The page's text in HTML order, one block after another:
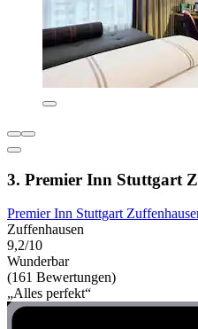
3. Premier Inn Stuttgart
Premier Inn Stuttgart
Zuffenhausen
9,2/10
Wunderbar
(161 Bewertungen)
„Alles perfekt“